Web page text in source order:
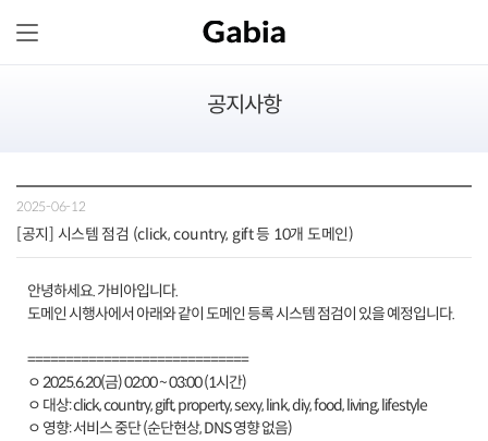
공지사항
2025-06-12
[공지] 시스템 점검 (click, country, gift 등 10개 도메인)
안녕하세요. 가비아입니다.
도메인 시행사에서 아래와 같이 도메인 등록 시스템 점검이 있을 예정입니다.
=============================
ㅇ 2025.6.20(금) 02:00 ~ 03:00 (1시간)
ㅇ 대상: click, country, gift, property, sexy, link, diy, food, living, lifestyle
ㅇ 영향: 서비스 중단 (순단현상, DNS 영향 없음)